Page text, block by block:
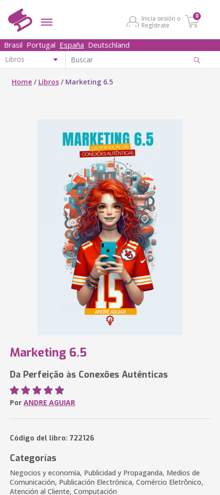
Inicia sesión o
Regístrate
0
Brasil Portugal España Deutschland
Home / Libros / Marketing 6.5
Marketing 6.5
Da Perfeição às Conexões Autênticas
Por ANDRE AGUIAR
Código del libro: 722126
Categorías
Negocios y economía, Publicidad y Propaganda, Medios de
Comunicación, Publicación Electrónica, Comércio Eletrônico,
Atención al Cliente, Computación